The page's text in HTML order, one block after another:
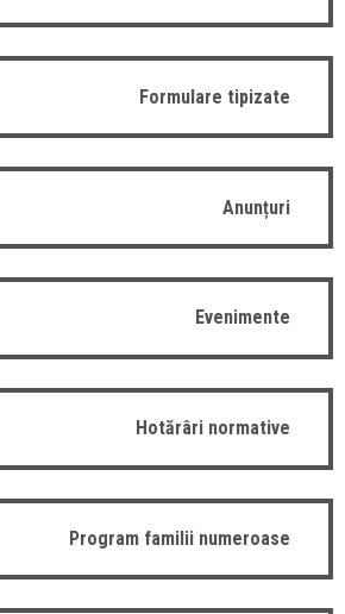
Formulare tipizate
Anunțuri
Evenimente
Hotărâri normative
Program familii numeroase